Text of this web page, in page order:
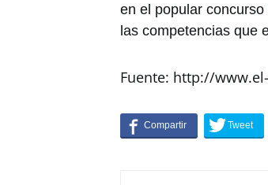
en el popular
las competencias que
Fuente: http://